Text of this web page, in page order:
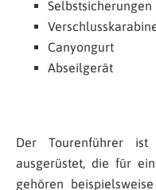
Selbstsicherungen
Canyongurt
Abseilgerät
Der Tourenführer
ausgerüstet, die für
gehören